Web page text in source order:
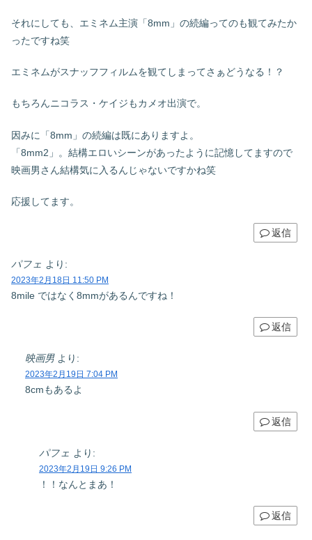
それにしても、エミネム主演「8mm」の続編ってのも観てみたか
ったですね笑
エミネムがスナッフフィルムを観てしまってさぁどうなる！？
もちろんニコラス・ケイジもカメオ出演で。
因みに「8mm」の続編は既にありますよ。
「8mm2」。結構エロいシーンがあったように記憶してますので
映画男さん結構気に入るんじゃないですかね笑
応援してます。
返信
パフェ より:
2023年2月18日 11:50 PM
8mile ではなく8mmがあるんですね！
返信
映画男 より:
2023年2月19日 7:04 PM
8cmもあるよ
返信
パフェ より:
2023年2月19日 9:26 PM
！！なんとまあ！
返信